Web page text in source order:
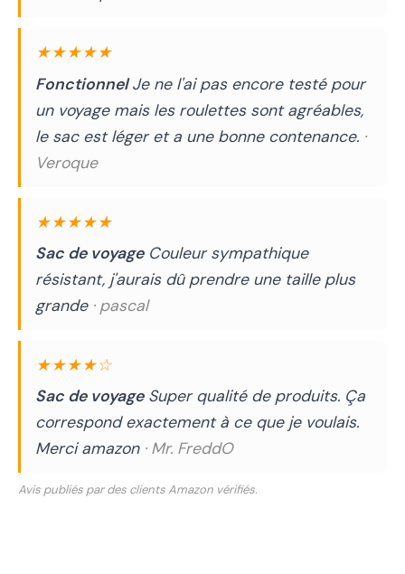
★★★★★
FonctionnelJe ne l'ai pas encore testé pour
un voyage mais les roulettes sont agréables,
le sac est léger et a une bonne contenance. ·
Veroque
★★★★★
Sac de voyageCouleur sympathique
résistant, j'aurais dû prendre une taille plus
grande · pascal
★★★★☆
Sac de voyageSuper qualité de produits. Ça
correspond exactement à ce que je voulais.
Merci amazon · Mr. FreddO
Avis publiés par des clients Amazon vérifiés.